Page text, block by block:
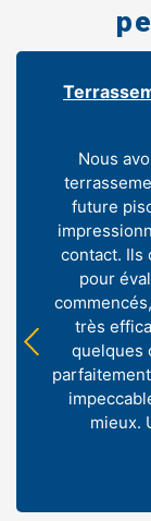
Nous
future
contact. Ils
pour
très
quelques
mieux.